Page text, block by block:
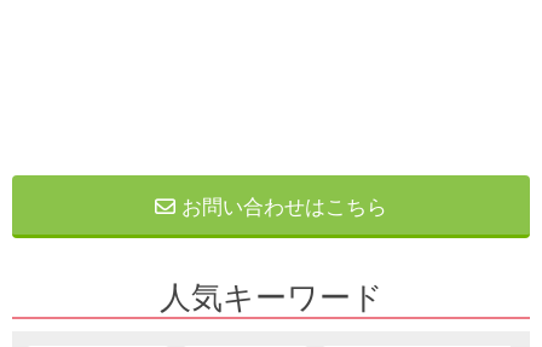
お問い合わせはこちら
人気キーワード